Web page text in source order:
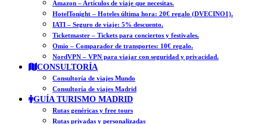
Amazon – Artículos de viaje que necesitas.
HotelTonight – Hoteles última hora: 20€ regalo (DVECINO1).
IATI – Seguro de viaje: 5% descuento.
Ticketmaster – Tickets para conciertos y festivales.
Omio – Comparador de transportes: 10€ regalo.
NordVPN – VPN para viajar con seguridad y privacidad.
CONSULTORÍA
Consultoría de viajes Mundo
Consultoría de viajes Madrid
GUÍA TURISMO MADRID
Rutas genéricas y free tours
Rutas privadas y personalizadas